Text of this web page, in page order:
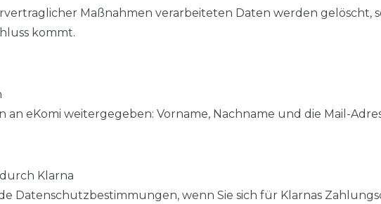
Maßnahmen verarbeiteten Daten werden
kommt.
an eKomi weitergegeben: Vorname, Nachname und die Mail-
Klarna
Datenschutzbestimmungen, wenn Sie sich für Klarnas